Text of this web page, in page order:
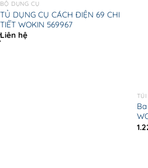
BỘ DỤNG CỤ
TỦ DỤNG CỤ CÁCH ĐIỆN 69 CHI
TIẾT WOKIN 569967
Liên hệ